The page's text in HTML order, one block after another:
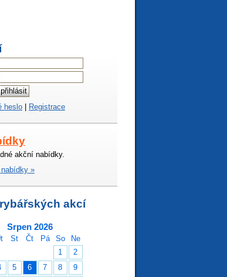
heslo | Registrace
akční nabídky.
»
akcí
Srpen 2026
St Čt Pá So
Ne
1
2
5 6 7 8
9